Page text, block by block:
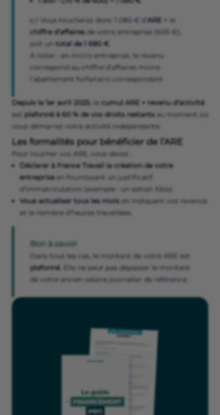
👉 Vous toucherez donc 1 080 € d’ ARE + le
chiffre d’affaires de votre entreprise (600 €),
soit un total de 1 680 €
À noter : en micro-entreprise, le revenu
correspond au chiffre d’affaires moins
l’abattement forfaitaire correspondant.
Depuis le 1er avril 2025 , le cumul ARE + revenu d’activité
est plafonné à 60 % de vos droits restants au moment où
vous démarrez votre activité indépendante.
Les formalités pour bénéficier de l’ARE
Pour toucher vos ARE, vous devez :
Déclarer à France Travail la création de votre
entrepriseen fournissant un justificatif
d’immatriculation (exemple : un extrait Kbis).
Vous actualiser tous les mois en indiquant vos revenus
et le nombre d’heures travaillées.
Bon à savoir
Dans tous les cas, le montant de votre ARE est
plafonné. Elle ne peut pas dépasser le montant
de votre ancien salaire journalier de référence.